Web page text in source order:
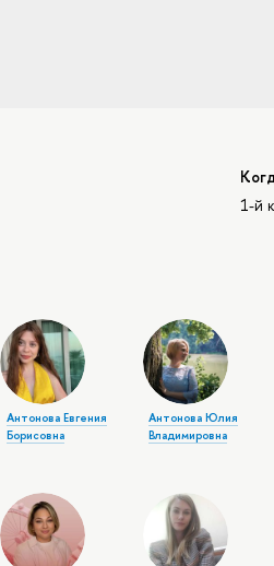
1-й
Антонова Евгения
Борисовна
Антонова Юлия
Владимировна